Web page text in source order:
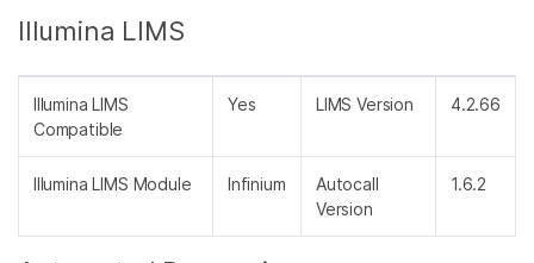
Illumina LIMS
Illumina LIMS
Compatible
Yes LIMS Version 4.2.66
Illumina LIMS Module Infinium
Autocall
Version
1.6.2